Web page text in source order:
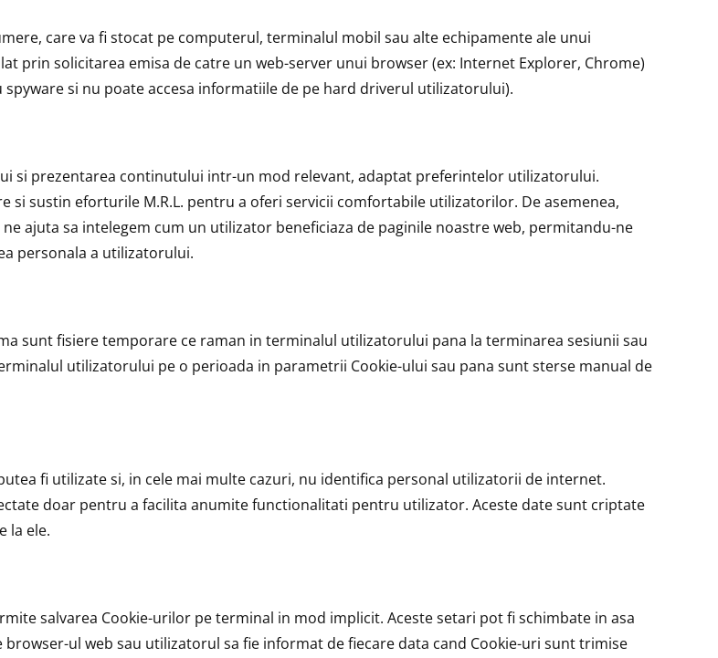
care va fi stocat pe computerul, terminalul mobil sau alte echipamente ale unui
prin solicitarea emisa de catre un web-server unui browser (ex: Internet Explorer, Chrome)
si nu poate accesa informatiile de pe hard driverul utilizatorului).
si prezentarea continutului intr-un mod relevant, adaptat preferintelor utilizatorului.
si sustin eforturile M.R.L. pentru a oferi servicii comfortabile utilizatorilor. De asemenea,
ajuta sa intelegem cum un utilizator beneficiaza de paginile noastre web, permitandu-ne
personala a utilizatorului.
sunt fisiere temporare ce raman in terminalul utilizatorului pana la terminarea sesiunii sau
utilizatorului pe o perioada in parametrii Cookie-ului sau pana sunt sterse manual de
fi utilizate si, in cele mai multe cazuri, nu identifica personal utilizatorii de internet.
doar pentru a facilita anumite functionalitati pentru utilizator. Aceste date sunt criptate
la ele.
salvarea Cookie-urilor pe terminal in mod implicit. Aceste setari pot fi schimbate in asa
ul web sau utilizatorul sa fie informat de fiecare data cand Cookie-uri sunt trimise